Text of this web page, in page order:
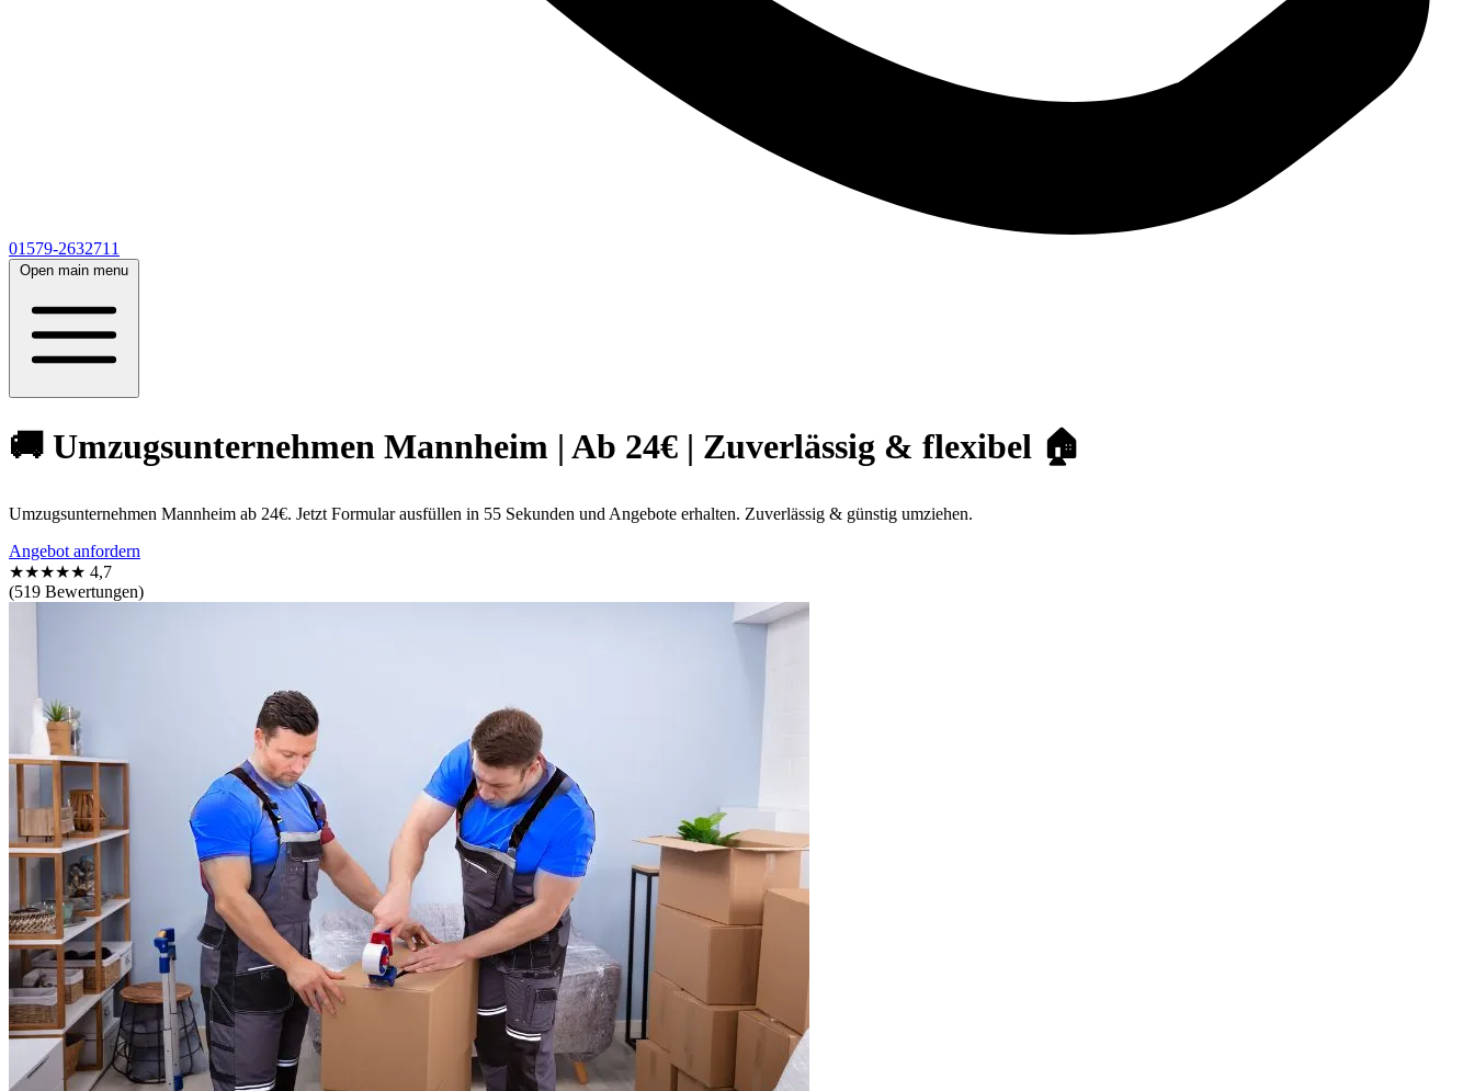
01579-2632711
Open main menu
🚚 Umzugsunternehmen Mannheim | Ab 24€ | Zuverlässig & flexibel 🏠
Umzugsunternehmen Mannheim ab 24€. Jetzt Formular ausfüllen in 55 Sekunden und Angebote erhalten. Zuverlässig & günstig umziehen.
Angebot anfordern
★★★★★ 4,7
(519 Bewertungen)